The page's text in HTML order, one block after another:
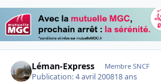
Léman-Express Membre SNCF
Publication:4 avril 200818 ans